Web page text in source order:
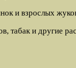
и взрослых
табак и другие